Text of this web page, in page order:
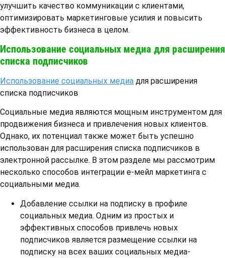
улучшить качество коммуникации с клиентами,
оптимизировать маркетинговые усилия и повысить
эффективность бизнеса в целом.
Использование социальных медиа для расширения
списка подписчиков
Использование социальных медиа для расширения
списка подписчиков
Социальные медиа являются мощным инструментом для
продвижения бизнеса и привлечения новых клиентов.
Однако, их потенциал также может быть успешно
использован для расширения списка подписчиков в
электронной рассылке. В этом разделе мы рассмотрим
несколько способов интеграции е-мейл маркетинга с
социальными медиа.
Добавление ссылки на подписку в профиле
социальных медиа. Одним из простых и
эффективных способов привлечь новых
подписчиков является размещение ссылки на
подписку на всех ваших социальных медиа-